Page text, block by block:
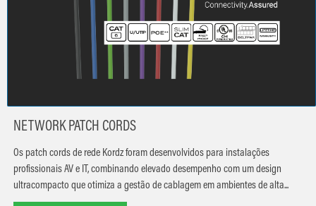
NETWORK PATCH CORDS
Os patch cords de rede Kordz foram desenvolvidos para instalações
profissionais AV e IT, combinando elevado desempenho com um design
ultracompacto que otimiza a gestão de cablagem em ambientes de alta...